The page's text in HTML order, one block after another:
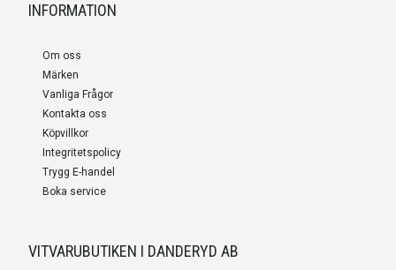
INFORMATION
Om oss
Märken
Vanliga Frågor
Kontakta oss
Köpvillkor
Integritetspolicy
Trygg E-handel
Boka service
VITVARUBUTIKEN I DANDERYD AB